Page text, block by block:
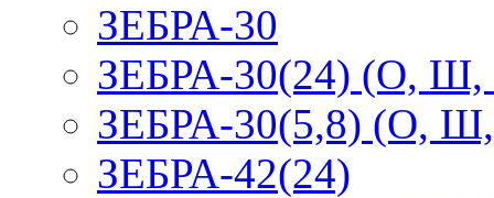
ЗЕБРА-30
ЗЕБРА-30(24) (О,
ЗЕБРА-30(5,8) (О,
ЗЕБРА-42(24)